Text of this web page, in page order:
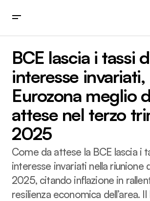
delle attese nel terzo trimestre 2025
BCE lascia i tassi
interesse invariati,
Eurozona meglio
attese nel terzo
2025
Come da attese la BCE lascia i
interesse invariati nella riunione
2025, citando inflazione in
resilienza economica dell’area. Il